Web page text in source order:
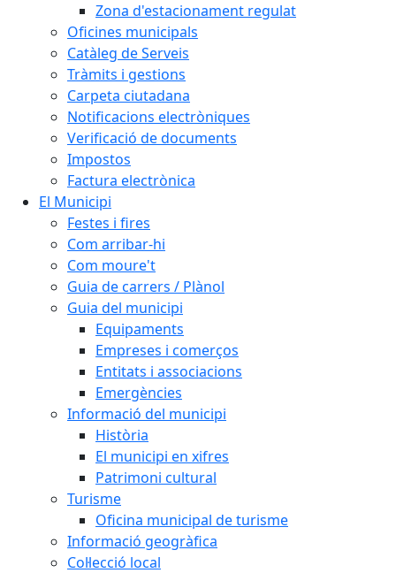
Zona d'estacionament regulat
Oficines municipals
Catàleg de Serveis
Tràmits i gestions
Carpeta ciutadana
Notificacions electròniques
Verificació de documents
Impostos
Factura electrònica
El Municipi
Festes i fires
Com arribar-hi
Com moure't
Guia de carrers / Plànol
Guia del municipi
Equipaments
Empreses i comerços
Entitats i associacions
Emergències
Informació del municipi
Història
El municipi en xifres
Patrimoni cultural
Turisme
Oficina municipal de turisme
Informació geogràfica
Col·lecció local